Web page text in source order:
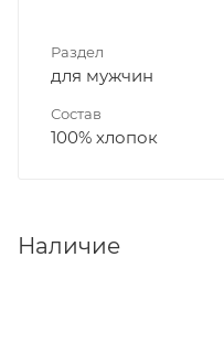
Раздел
для мужчин
Состав
100% хлопок
Наличие